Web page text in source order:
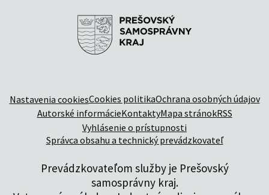
Nastavenia cookiesCookies politikaOchrana osobných údajov
Autorské informácieKontaktyMapa stránokRSS
Vyhlásenie o prístupnosti
Správca obsahu a technický prevádzkovateľ
Prevádzkovateľom služby je Prešovský
samosprávny kraj.